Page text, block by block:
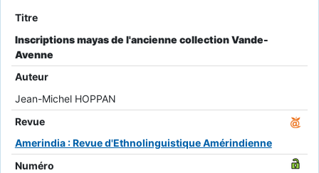
Titre
Inscriptions mayas de l'ancienne collection Vande-
Avenne
Auteur
Jean-Michel HOPPAN
Revue
Amerindia : Revue d'Ethnolinguistique Amérindienne
Numéro